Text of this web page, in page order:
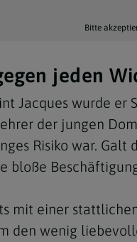
Bitte
jeden
Jacques wurde
der jungen
Risiko war.
bloße
mit einer
den wenig